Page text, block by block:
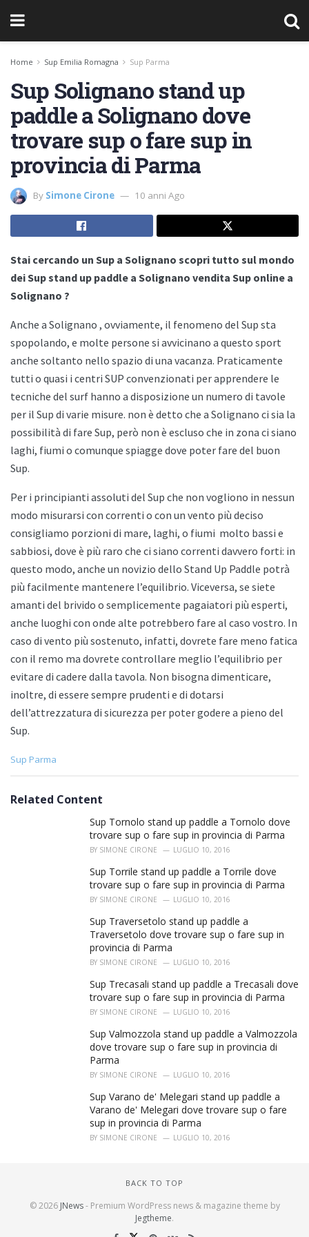
Home Sup Emilia Romagna Sup Parma
Sup Solignano stand up
paddle a Solignano dove
trovare sup o fare sup in
provincia di Parma
By Simone Cirone 10 anni Ago
Stai cercando un Sup a Solignano scopri tutto sul mondo
dei Sup stand up paddle a Solignano vendita Sup online a
Solignano ?
Anche a Solignano , ovviamente, il fenomeno del Sup sta
spopolando, e molte persone si avvicinano a questo sport
anche soltanto nello spazio di una vacanza. Praticamente
tutti o quasi i centri SUP convenzionati per apprendere le
tecniche del surf hanno a disposizione un numero di tavole
per il Sup di varie misure. non è detto che a Solignano ci sia la
possibilità di fare Sup, però non è escluso che in zona ci siano
laghi, fiumi o comunque spiagge dove poter fare del buon
Sup.
Per i principianti assoluti del Sup che non vogliono in nessun
modo misurarsi con correnti o con un vento più deciso
consigliamo porzioni di mare, laghi, o fiumi molto bassi e
sabbiosi, dove è più raro che ci siano correnti davvero forti: in
questo modo, anche un novizio dello Stand Up Paddle potrà
più facilmente mantenere l’equilibrio. Viceversa, se siete
amanti del brivido o semplicemente pagaiatori più esperti,
anche luoghi con onde alte potrebbero fare al caso vostro. In
caso di vento più sostenuto, infatti, dovrete fare meno fatica
con il remo ma dovrete controllare meglio l’equilibrio per
evitare di cadere dalla tavola. Non bisogna dimenticare,
inoltre, di essere sempre prudenti e di dotarsi
dell’attrezzatura di sicurezza per poter godere a pieno del
Sup.
C
e
Sup Parma
Related Content
Sup Tornolo stand up paddle a Tornolo dove
trovare sup o fare sup in provincia di Parma
BY SIMONE CIRONE LUGLIO 10, 2016
Sup Torrile stand up paddle a Torrile dove
trovare sup o fare sup in provincia di Parma
BY SIMONE CIRONE LUGLIO 10, 2016
Sup Traversetolo stand up paddle a
Traversetolo dove trovare sup o fare sup in
provincia di Parma
BY SIMONE CIRONE LUGLIO 10, 2016
Sup Trecasali stand up paddle a Trecasali dove
trovare sup o fare sup in provincia di Parma
BY SIMONE CIRONE LUGLIO 10, 2016
Sup Valmozzola stand up paddle a Valmozzola
dove trovare sup o fare sup in provincia di
Parma
BY SIMONE CIRONE LUGLIO 10, 2016
Sup Varano de' Melegari stand up paddle a
Varano de' Melegari dove trovare sup o fare
sup in provincia di Parma
BY SIMONE CIRONE LUGLIO 10, 2016
BACK TO TOP
© 2026 JNews- Premium WordPress news & magazine theme by
Jegtheme.